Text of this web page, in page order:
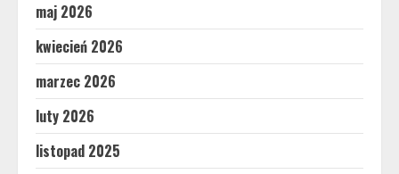
maj 2026
kwiecień 2026
marzec 2026
luty 2026
listopad 2025